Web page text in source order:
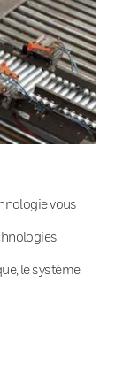
vous
le système